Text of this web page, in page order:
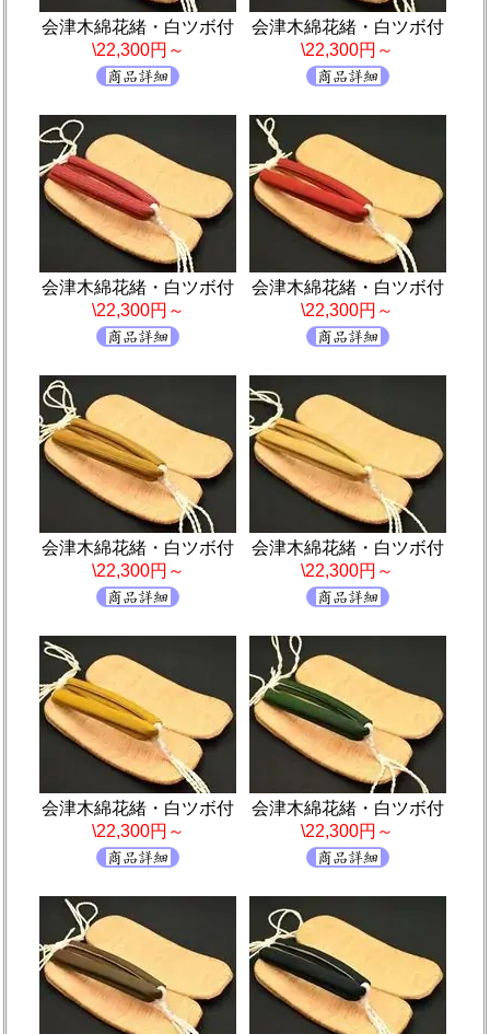
会津木綿花緒・白ツボ付
\22,300円～
会津木綿花緒・白ツボ付
\22,300円～
会津木綿花緒・白ツボ付
\22,300円～
会津木綿花緒・白ツボ付
\22,300円～
会津木綿花緒・白ツボ付
\22,300円～
会津木綿花緒・白ツボ付
\22,300円～
会津木綿花緒・白ツボ付
\22,300円～
会津木綿花緒・白ツボ付
\22,300円～